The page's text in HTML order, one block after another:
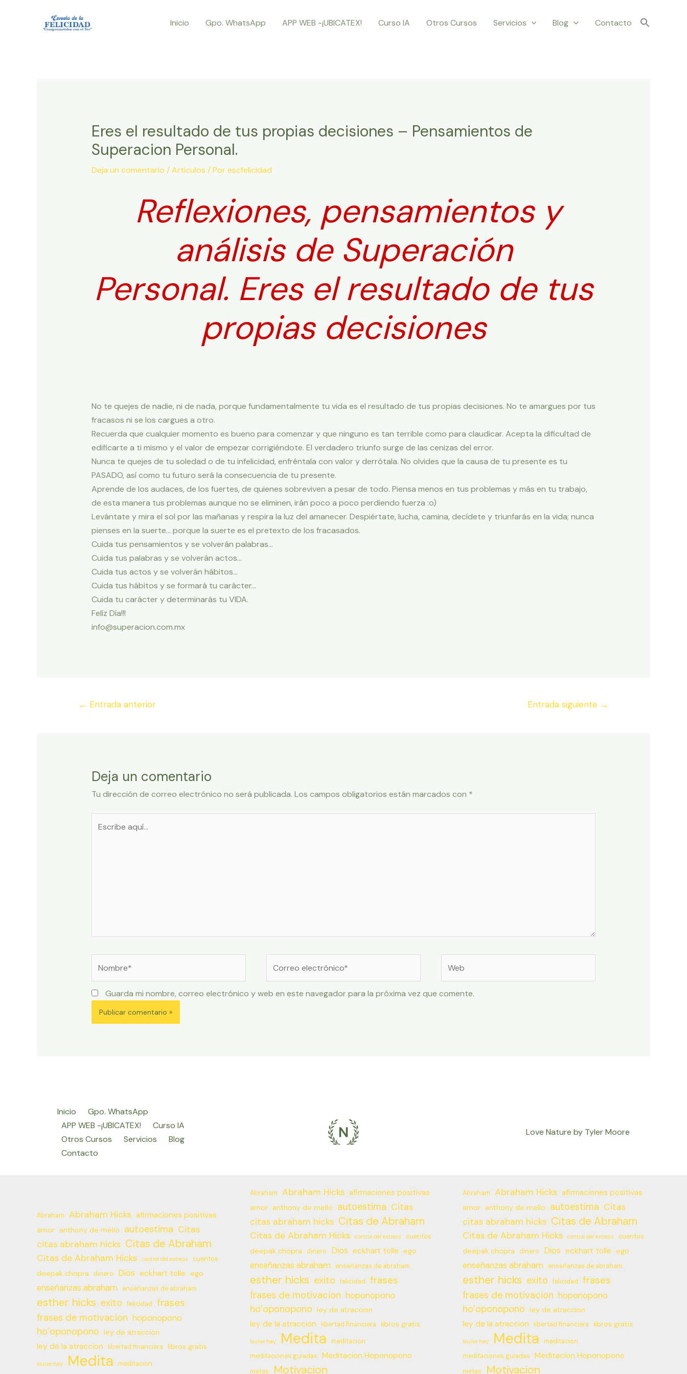
Inicio Gpo. WhatsApp APP WEB -¡UBICATEX! Curso IA Otros Cursos Servicios Blog Contacto
Eres el resultado de tus propias decisiones – Pensamientos de
Superacion Personal.
Deja un comentario /Articulos / Porescfelicidad
Reflexiones, pensamientos y
análisis de Superación
Personal. Eres el resultado de tus
propias decisiones
No te quejes de nadie, ni de nada, porque fundamentalmente tu vida es el resultado de tus propias decisiones. No te amargues por tus
fracasos ni se los cargues a otro.
Recuerda que cualquier momento es bueno para comenzar y que ninguno es tan terrible como para claudicar. Acepta la dificultad de
edificarte a ti mismo y el valor de empezar corrigiéndote. El verdadero triunfo surge de las cenizas del error.
Nunca te quejes de tu soledad o de tu infelicidad, enfréntala con valor y derrótala. No olvides que la causa de tu presente es tu
PASADO, así como tu futuro será la consecuencia de tu presente.
Aprende de los audaces, de los fuertes, de quienes sobreviven a pesar de todo. Piensa menos en tus problemas y más en tu trabajo,
de esta manera tus problemas aunque no se eliminen, irán poco a poco perdiendo fuerza :o)
Levántate y mira el sol por las mañanas y respira la luz del amanecer. Despiértate, lucha, camina, decídete y triunfarás en la vida; nunca
pienses en la suerte… porque la suerte es el pretexto de los fracasados.
Cuida tus pensamientos y se volverán palabras…
Cuida tus palabras y se volverán actos…
Cuida tus actos y se volverán hábitos…
Cuida tus hábitos y se formará tu carácter…
Cuida tu carácter y determinarás tu VIDA.
Felíz Día!!!
info@superacion.com.mx
Navegación
← Entrada anterior Entrada siguiente →
Deja un comentario
Tu dirección de correo electrónico no será publicada. Los campos obligatorios están marcados con *
aquí...
electrónico*
Guarda mi nombre, correo electrónico y web en este navegador para la próxima vez que comente.
Inicio
Gpo. WhatsApp
APP WEB -¡UBICATEX!
Curso IA
Otros Cursos
Servicios
Blog
Contacto
Love Nature by Tyler Moore
Abraham Abraham Hicks afirmaciones positivas
amor anthony de mello autoestima Citas
citas abraham hicks Citas de Abraham
Citas de Abraham Hicks control del estress cuentos
deepak chopra dinero Dios eckhart tolle ego
enseñanzas abraham enseñanzas de abraham
esther hicks exito felicidad frases
frases de motivacion hoponopono
ho’oponopono ley de atraccion
ley de la atraccion libertad financiera libros gratis
louise hay Medita meditacion
Abraham Abraham Hicks afirmaciones positivas
amor anthony de mello autoestima Citas
citas abraham hicks Citas de Abraham
Citas de Abraham Hicks control del estress cuentos
deepak chopra dinero Dios eckhart tolle ego
enseñanzas abraham enseñanzas de abraham
esther hicks exito felicidad frases
frases de motivacion hoponopono
ho’oponopono ley de atraccion
ley de la atraccion libertad financiera libros gratis
louise hay Medita
meditacion
meditaciones guiadas
Meditacion Hoponopono
metas Motivacion
Abraham Abraham Hicks afirmaciones positivas
amor anthony de mello autoestima Citas
citas abraham hicks Citas de Abraham
Citas de Abraham Hicks control del estress cuentos
deepak chopra dinero Dios eckhart tolle ego
enseñanzas abraham enseñanzas de abraham
esther hicks exito felicidad frases
frases de motivacion hoponopono
ho’oponopono ley de atraccion
ley de la atraccion libertad financiera libros gratis
louise hay Medita
meditacion
meditaciones guiadas
Meditacion Hoponopono
metas Motivacion